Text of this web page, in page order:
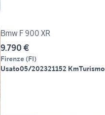
Bmw F 900 XR
9.790 €
Firenze (FI)
Usato05/202321152 KmTurismo